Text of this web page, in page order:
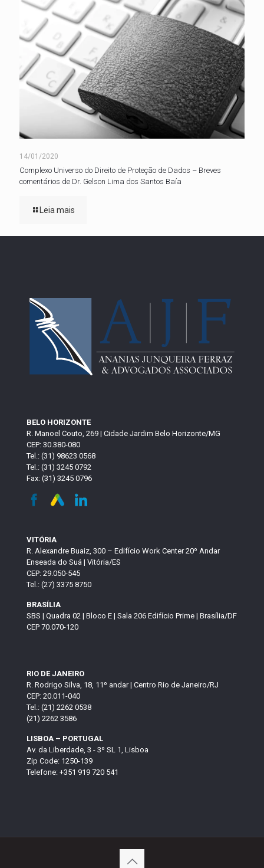
14/01/2020
Complexo Universo do Direito de Proteção de Dados – Breves
comentários de Dr. Gelson Lima dos Santos Baía
Leia mais
BELO HORIZONTE
R. Manoel Couto, 269 | Cidade Jardim Belo Horizonte/MG
CEP: 30.380-080
Tel.: (31) 98623 0568
Tel.: (31) 3245 0792
Fax: (31) 3245 0796
VITÓRIA
R. Alexandre Buaiz, 300 – Edifício Work Center 20º Andar
Enseada do Suá | Vitória/ES
CEP: 29.050-545
Tel.: (27) 3375 8750
BRASÍLIA
SBS | Quadra 02 | Bloco E | Sala 206 Edifício Prime | Brasília/DF
CEP 70.070-120
RIO DE JANEIRO
R. Rodrigo Silva, 18, 11º andar | Centro Rio de Janeiro/RJ
CEP: 20.011-040
Tel.: (21) 2262 0538
(21) 2262 3586
LISBOA – PORTUGAL
Av. da Liberdade, 3 - 3º SL 1, Lisboa
Zip Code: 1250-139
Telefone: +351 919 720 541